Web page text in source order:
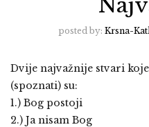
posted by: Krsna-
Dvije najvažnije stvari
(spoznati) su:
1.) Bog postoji
2.) Ja nisam Bog